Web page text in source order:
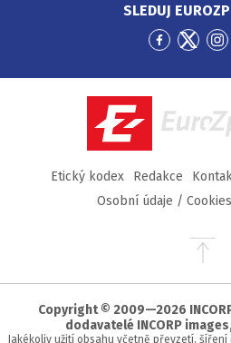
SLEDUJ
Přejít
Facebook
Přejít
Etický kodex Redakce
Osobní údaje / Cookies
Přejít
stránky
Copyright © 2009—2026
dodavatelé INCORP
Jakékoliv užití obsahu včetně převzetí,